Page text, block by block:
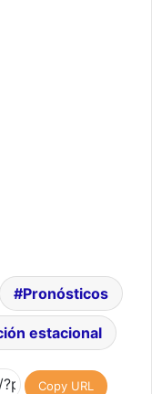
Pronósticos
estacional
Copy URL